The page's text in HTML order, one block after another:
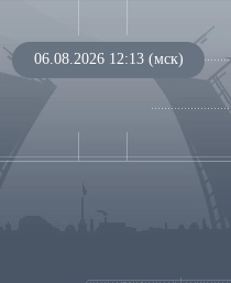
06.08.2026 12:13 (мск)